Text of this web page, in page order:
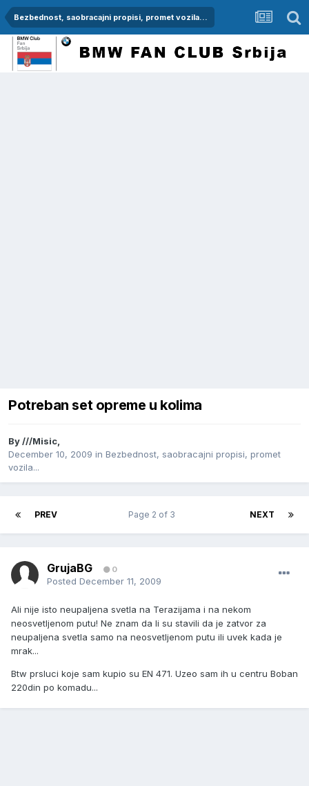
Bezbednost, saobracajni propisi, promet vozila...
Potreban set opreme u kolima
By///Misic,
December 10, 2009 in Bezbednost, saobracajni propisi, promet
vozila...
PREV NEXT
Page 2 of 3
GrujaBG 0
Posted December 11, 2009
Ali nije isto neupaljena svetla na Terazijama i na nekom
neosvetljenom putu! Ne znam da li su stavili da je zatvor za
neupaljena svetla samo na neosvetljenom putu ili uvek kada je
mrak...
Btw prsluci koje sam kupio su EN 471. Uzeo sam ih u centru Boban
220din po komadu...